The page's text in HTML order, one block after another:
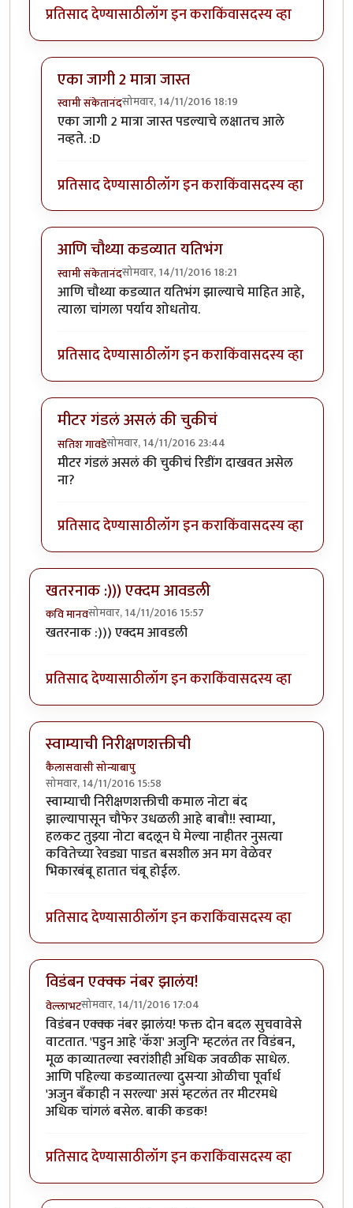
प्रतिसाद देण्यासाठीलॉग इन कराकिंवासदस्य व्हा
एका जागी 2 मात्रा जास्त
स्वामी संकेतानंदसोमवार, 14/11/2016 18:19
In reply toमीटर गंडलं, अन्यथा उत्तम.byसूड
एका जागी 2 मात्रा जास्त पडल्याचे लक्षातच आले
नव्हते. :D
प्रतिसाद देण्यासाठीलॉग इन कराकिंवासदस्य व्हा
आणि चौथ्या कडव्यात यतिभंग
स्वामी संकेतानंदसोमवार, 14/11/2016 18:21
In reply toमीटर गंडलं, अन्यथा उत्तम.byसूड
आणि चौथ्या कडव्यात यतिभंग झाल्याचे माहित आहे,
त्याला चांगला पर्याय शोधतोय.
प्रतिसाद देण्यासाठीलॉग इन कराकिंवासदस्य व्हा
मीटर गंडलं असलं की चुकीचं
सतिश गावडेसोमवार, 14/11/2016 23:44
In reply toमीटर गंडलं, अन्यथा उत्तम.byसूड
मीटर गंडलं असलं की चुकीचं रिडींग दाखवत असेल
ना?
प्रतिसाद देण्यासाठीलॉग इन कराकिंवासदस्य व्हा
खतरनाक :))) एक्दम आवडली
कवि मानवसोमवार, 14/11/2016 15:57
खतरनाक :))) एक्दम आवडली
प्रतिसाद देण्यासाठीलॉग इन कराकिंवासदस्य व्हा
स्वाम्याची निरीक्षणशक्तीची
कैलासवासी सोन्याबापु
सोमवार, 14/11/2016 15:58
स्वाम्याची निरीक्षणशक्तीची कमाल नोटा बंद
झाल्यापासून चौफेर उधळली आहे बाबौ!! स्वाम्या,
हलकट तुझ्या नोटा बदलून घे मेल्या नाहीतर नुसत्या
कवितेच्या रेवड्या पाडत बसशील अन मग वेळेवर
भिकारबंबू हातात चंबू होईल.
प्रतिसाद देण्यासाठीलॉग इन कराकिंवासदस्य व्हा
विडंबन एक्क्क नंबर झालंय!
वेल्लाभटसोमवार, 14/11/2016 17:04
विडंबन एक्क्क नंबर झालंय! फक्त दोन बदल सुचवावेसे
वाटतात. 'पडुन आहे 'कॅश' अजुनि' म्हटलंत तर विडंबन,
मूळ काव्यातल्या स्वरांशीही अधिक जवळीक साधेल.
आणि पहिल्या कडव्यातल्या दुसर्‍या ओळीचा पूर्वार्ध
'अजुन बँकाही न सरल्या' असं म्हटलंत तर मीटरमधे
अधिक चांगलं बसेल. बाकी कडक!
प्रतिसाद देण्यासाठीलॉग इन कराकिंवासदस्य व्हा